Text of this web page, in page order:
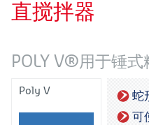
直搅拌器
POLY V®用于锤式
Poly V
蛇
可